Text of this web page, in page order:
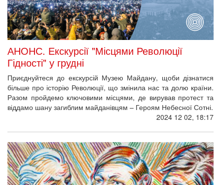
АНОНС. Екскурсії "Місцями Революції
Гідності" у грудні
Приєднуйтеся до екскурсій Музею Майдану, щоби дізнатися
більше про історію Революції, що змінила нас та долю країни.
Разом пройдемо ключовими місцями, де вирував протест та
віддамо шану загиблим майданівцям – Героям Небесної Сотні.
2024 12 02, 18:17